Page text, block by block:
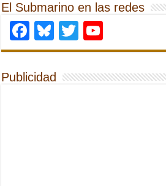
El Submarino en las redes
Facebook
Bluesky
Twitter
Publicidad